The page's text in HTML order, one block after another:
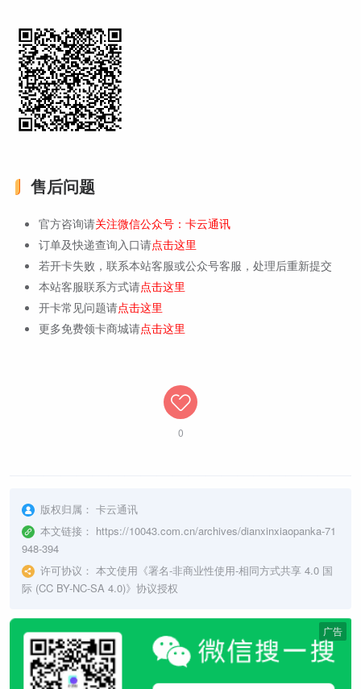
售后问题
官方咨询请关注微信公众号：卡云通讯
订单及快递查询入口请点击这里
若开卡失败，联系本站客服或公众号客服，处理后重新提交
本站客服联系方式请点击这里
开卡常见问题请点击这里
更多免费领卡商城请点击这里
0
版权归属： 卡云通讯
本文链接： https://10043.com.cn/archives/dianxinxiaopanka-71
948-394
许可协议： 本文使用《署名-非商业性使用-相同方式共享 4.0 国
际 (CC BY-NC-SA 4.0)》协议授权
广告